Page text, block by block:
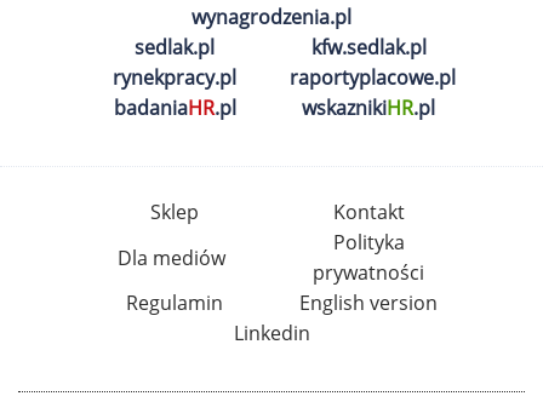
wynagrodzenia.pl
sedlak.pl
kfw.sedlak.pl
rynekpracy.pl
raportyplacowe.pl
badaniaHR.pl wskaznikiHR.pl
Sklep
Kontakt
Dla mediów
Polityka
prywatności
Regulamin
English version
Linkedin